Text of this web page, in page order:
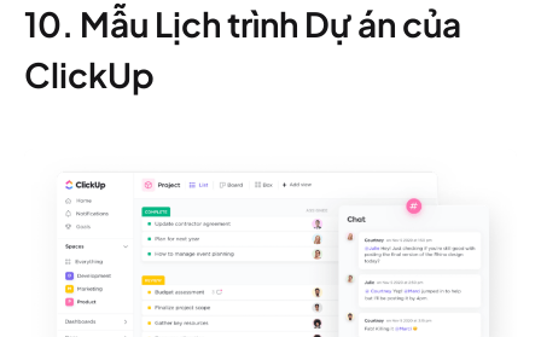
10. Mẫu Lịch trình Dự án của
ClickUp